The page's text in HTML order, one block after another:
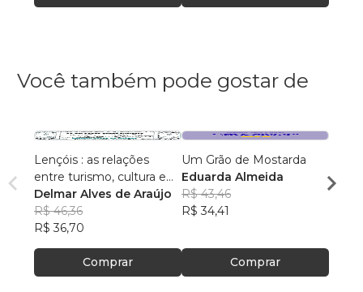
Você também pode gostar de
Lençóis : as relações
entre turismo, cultura e
ambiente
Delmar Alves de Araújo
R$ 46,36
R$ 36,70
Comprar
Um Grão de Mostarda
Eduarda Almeida
R$ 43,46
R$ 34,41
Comprar
Aulas